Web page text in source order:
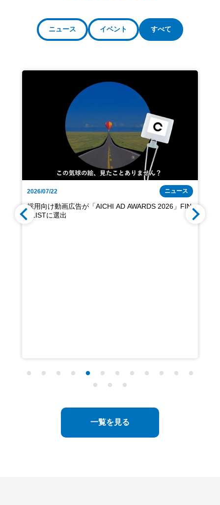
ニュース イベント すべて
2026/07/22 ニュース
採用向け動画広告が「AICHI AD AWARDS 2026」FIN
ALISTに選出
一覧を見る